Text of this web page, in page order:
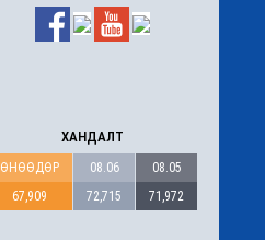
ХАНДАЛТ
ӨНӨӨДӨР
67,909
08.06
72,715
08.05
71,972